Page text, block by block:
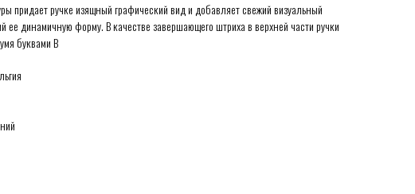
придает ручке изящный графический вид и добавляет свежий визуальный
ее динамичную форму. В качестве завершающего штриха в верхней части ручки
буквами B